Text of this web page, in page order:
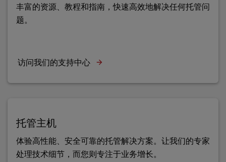
丰富的资源、教程和指南，快速高效地解决任何托管问
题。
访问我们的支持中心
托管主机
体验高性能、安全可靠的托管解决方案。让我们的专家
处理技术细节，而您则专注于业务增长。